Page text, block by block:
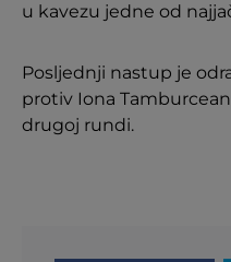
u kavezu jedne od
Posljednji nastup je
protiv Iona
drugoj rundi.